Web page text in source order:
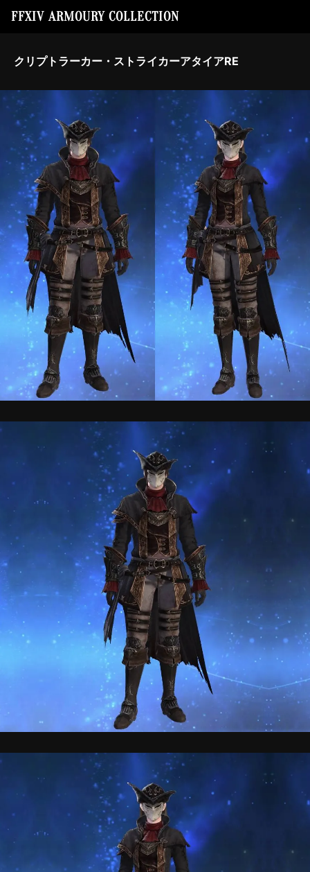
FFXIV ARMOURY COLLECTION
クリプトラーカー・ストライカーアタイアRE